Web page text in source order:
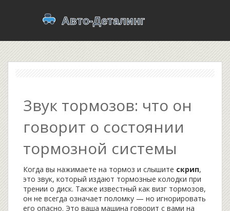
Звук тормозов: что он
говорит о состоянии
тормозной системы
Когда вы нажимаете на тормоз и слышите скрип,
это звук, который издают тормозные колодки при
трении о диск. Также известный как визг тормозов,
он не всегда означает поломку — но игнорировать
его опасно. Это ваша машина говорит с вами на